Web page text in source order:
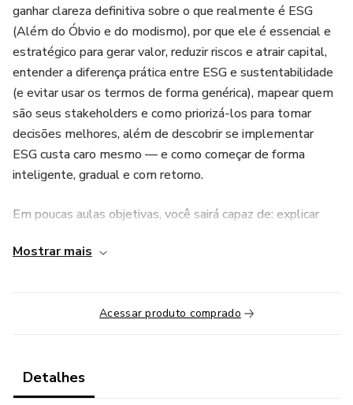
ganhar clareza definitiva sobre o que realmente é ESG
(Além do Óbvio e do modismo), por que ele é essencial e
estratégico para gerar valor, reduzir riscos e atrair capital,
entender a diferença prática entre ESG e sustentabilidade
(e evitar usar os termos de forma genérica), mapear quem
são seus stakeholders e como priorizá‑los para tomar
decisões melhores, além de descobrir se implementar
ESG custa caro mesmo — e como começar de forma
inteligente, gradual e com retorno.
Em poucas aulas objetivas, você sairá capaz de: explicar
de clientes, investidores e times internos.
Este é o ponto de partida para quem quer deixar de agir
reativamente e passar a usar ESG como alavanca
estratégica de reputação, eficiência e crescimento
ATENÇÃO: Esse curso é o início da trilha da Impactato
Mostrar mais
Acessar produto comprado
Detalhes